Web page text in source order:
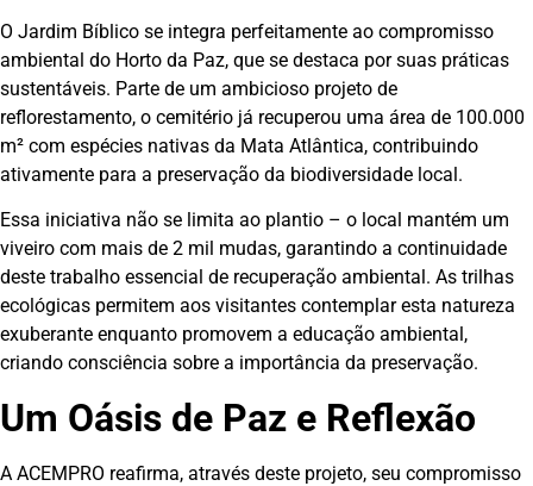
O Jardim Bíblico se integra perfeitamente ao compromisso
ambiental do Horto da Paz, que se destaca por suas práticas
sustentáveis. Parte de um ambicioso projeto de
reflorestamento, o cemitério já recuperou uma área de 100.000
m² com espécies nativas da Mata Atlântica, contribuindo
ativamente para a preservação da biodiversidade local.
Essa iniciativa não se limita ao plantio – o local mantém um
viveiro com mais de 2 mil mudas, garantindo a continuidade
deste trabalho essencial de recuperação ambiental. As trilhas
ecológicas permitem aos visitantes contemplar esta natureza
exuberante enquanto promovem a educação ambiental,
criando consciência sobre a importância da preservação.
Um Oásis de Paz e Reflexão
A ACEMPRO reafirma, através deste projeto, seu compromisso